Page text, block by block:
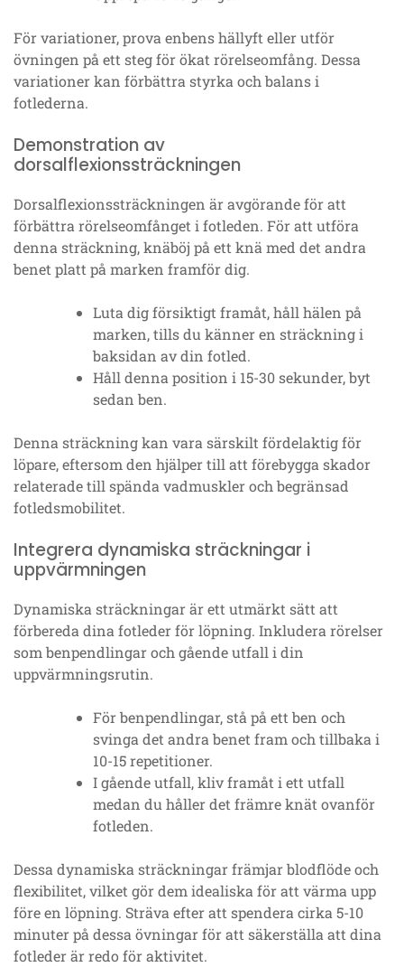
För variationer, prova enbens hällyft eller utför
övningen på ett steg för ökat rörelseomfång. Dessa
variationer kan förbättra styrka och balans i
fotlederna.
Demonstration av
dorsalflexionssträckningen
Dorsalflexionssträckningen är avgörande för att
förbättra rörelseomfånget i fotleden. För att utföra
denna sträckning, knäböj på ett knä med det andra
benet platt på marken framför dig.
Luta dig försiktigt framåt, håll hälen på
marken, tills du känner en sträckning i
baksidan av din fotled.
Håll denna position i 15-30 sekunder, byt
sedan ben.
Denna sträckning kan vara särskilt fördelaktig för
löpare, eftersom den hjälper till att förebygga skador
relaterade till spända vadmuskler och begränsad
fotledsmobilitet.
Integrera dynamiska sträckningar i
uppvärmningen
Dynamiska sträckningar är ett utmärkt sätt att
förbereda dina fotleder för löpning. Inkludera rörelser
som benpendlingar och gående utfall i din
uppvärmningsrutin.
För benpendlingar, stå på ett ben och
svinga det andra benet fram och tillbaka i
10-15 repetitioner.
I gående utfall, kliv framåt i ett utfall
medan du håller det främre knät ovanför
fotleden.
Dessa dynamiska sträckningar främjar blodflöde och
flexibilitet, vilket gör dem idealiska för att värma upp
före en löpning. Sträva efter att spendera cirka 5-10
minuter på dessa övningar för att säkerställa att dina
fotleder är redo för aktivitet.